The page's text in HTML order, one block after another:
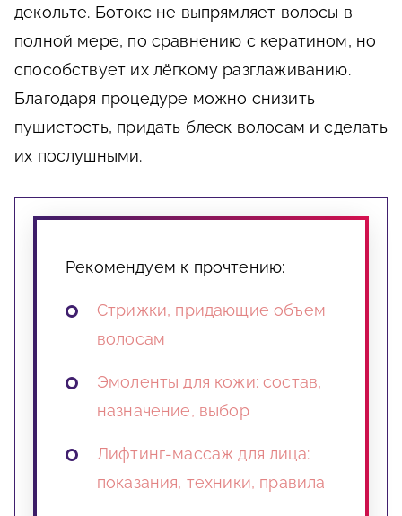
декольте. Ботокс не выпрямляет волосы в
полной мере, по сравнению с кератином, но
способствует их лёгкому разглаживанию.
Благодаря процедуре можно снизить
пушистость, придать блеск волосам и сделать
их послушными.
Рекомендуем к прочтению:
Стрижки, придающие объем
волосам
Эмоленты для кожи: состав,
назначение, выбор
Лифтинг-массаж для лица:
показания, техники, правила